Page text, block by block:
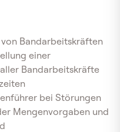
Bandarbeitskräften
einer
Bandarbeitskräfte
bei Störungen
Mengenvorgaben und